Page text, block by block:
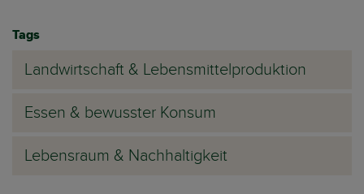
Tags
Landwirtschaft & Lebensmittelproduktion
Essen & bewusster Konsum
Lebensraum & Nachhaltigkeit